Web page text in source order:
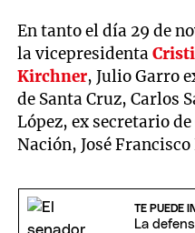
En tanto el día 29 de
la vicepresidenta
Kirchner, Julio Garro
de Santa Cruz, Carlos
López, ex secretario
Nación, José Francisco
TE PUEDE
La